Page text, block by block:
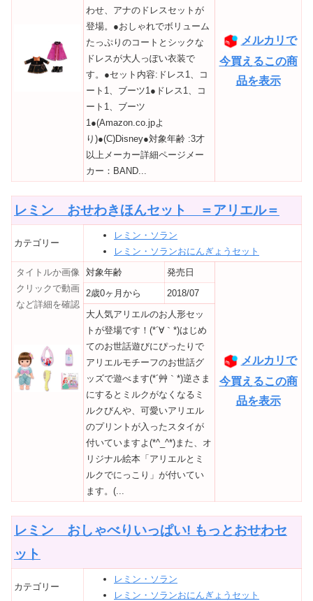
メルカリで
今買えるこの商
品を表示
わせ、アナのドレスセットが
登場。●おしゃれでボリューム
たっぷりのコートとシックな
ドレスが大人っぽい衣装で
す。●セット内容:ドレス1、コ
ート1、ブーツ1●ドレス1、コ
ート1、ブーツ
1●(Amazon.co.jpよ
り)●(C)Disney●対象年齢 :3才
以上メーカー詳細ページメー
カー：BAND...
レミン おせわきほんセット ＝アリエル＝
カテゴリー
レミン・ソラン
レミン・ソランおにんぎょうセット
タイトルか画像
クリックで動画
など詳細を確認
対象年齢 発売日
メルカリで
今買えるこの商
品を表示
2歳0ヶ月から
2018/07
大人気アリエルのお人形セッ
トが登場です！(*´∀｀*)はじめ
てのお世話遊びにぴったりで
アリエルモチーフのお世話グ
ッズで遊べます(*´艸｀*)逆さま
にするとミルクがなくなるミ
ルクびんや、可愛いアリエル
のプリントが入ったスタイが
付いていますよ(*^_^*)また、オ
リジナル絵本「アリエルとミ
ルクでにっこり」が付いてい
ます。(...
レミン おしゃべりいっぱい! もっとおせわセ
ット
カテゴリー
レミン・ソラン
レミン・ソランおにんぎょうセット